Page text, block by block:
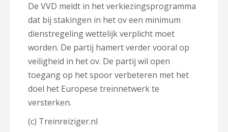
De VVD meldt in het verkiezingsprogramma
dat bij stakingen in het ov een minimum
dienstregeling wettelijk verplicht moet
worden. De partij hamert verder vooral op
veiligheid in het ov. De partij wil open
toegang op het spoor verbeteren met het
doel het Europese treinnetwerk te
versterken.
(c) Treinreiziger.nl